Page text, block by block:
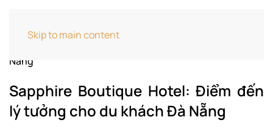
Skip to main content
Home Cẩm Nang Khách Sạn
Nẵng
Sapphire Boutique Hotel: Điểm đến
lý tưởng cho du khách Đà Nẵng